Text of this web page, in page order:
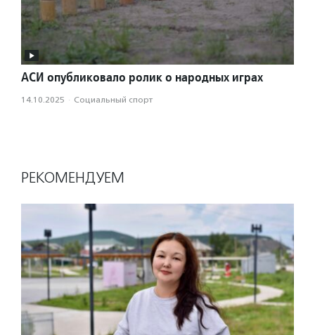
АСИ опубликовало ролик о народных играх
14.10.2025 · Социальный спорт
РЕКОМЕНДУЕМ